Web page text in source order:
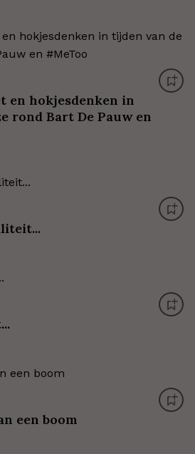
en hokjesdenken in
rond Bart De Pauw en
een boom